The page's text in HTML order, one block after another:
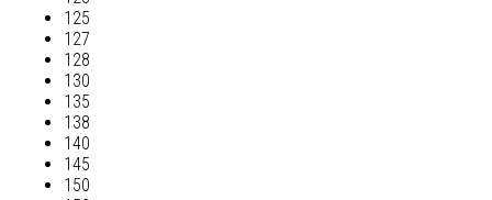
125
127
128
130
135
138
140
145
150